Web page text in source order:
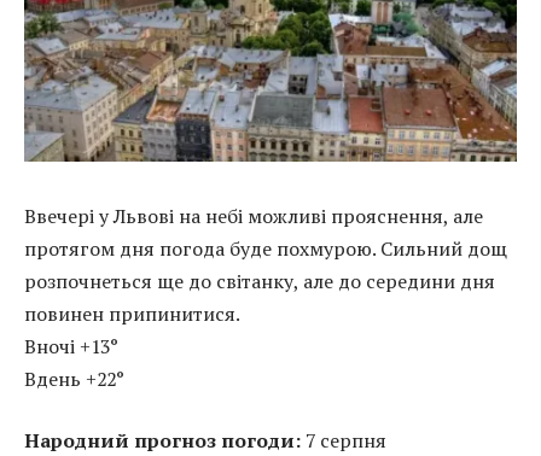
Ввечері у Львові на небі можливі прояснення, але
протягом дня погода буде похмурою. Сильний дощ
розпочнеться ще до світанку, але до середини дня
повинен припинитися.
Вночі +13°
Вдень +22°
Народний прогноз погоди: 7 серпня